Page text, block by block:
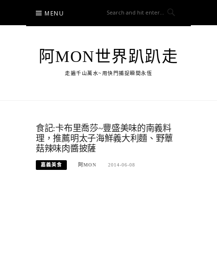
content
MENU
阿MON世界趴趴走
走遍千山萬水~用快門捕捉瞬間永恆
食記:卡布里喬莎~豐盛美味的南義料
理，推薦明太子海鮮義大利麵、野蕈
菇辣味肉醬披薩
嘉義美食 阿MON 2014-06-08